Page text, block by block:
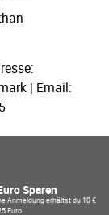
| Email:
Sparen
Anmeldung erhältst du 10 €
Euro.